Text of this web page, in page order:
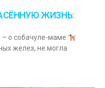
ЖИЗНЬ:
о собачуле-маме
желез, не могла